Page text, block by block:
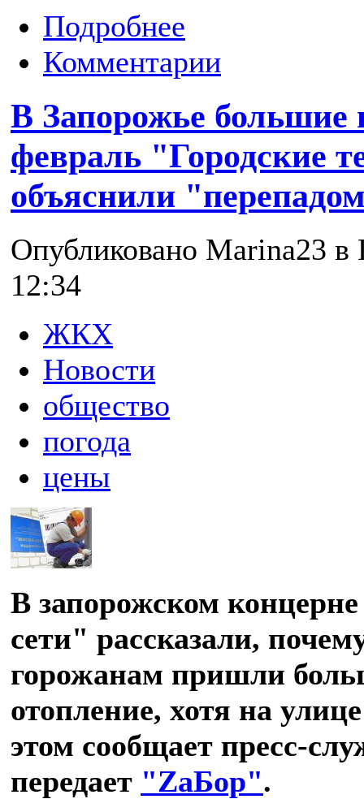
Подробнее
Комментарии
В Запорожье большие
февраль "Городские
объяснили
Опубликовано Marina23
12:34
ЖКХ
Новости
общество
погода
цены
В запорожском
сети" рассказали,
горожанам пришли
отопление, хотя на
этом сообщает пресс-
передает "ZаБор".